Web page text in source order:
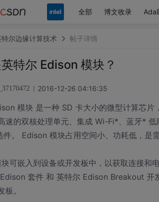
全部 博文收录 Ada
特尔边缘计算技术 帖子详情
特尔 Edison 模块？
2016-12-26 04:16:35
模块 是一种 SD 卡大小的微型计算芯
速的双核处理单元、集成 Wi-Fi*、蓝牙*
。 Edison 模块占用空间小、功耗低，是
可嵌入到设备或开发板中，以获取连接
套件 和 英特尔 Edison Breakout 开
板。